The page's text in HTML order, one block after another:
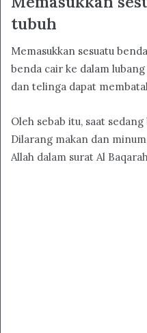
tubuh
Memasukkan sesuatu
benda cair ke dalam
dan telinga dapat
Oleh sebab itu, saat
Dilarang makan dan
Allah dalam surat Al